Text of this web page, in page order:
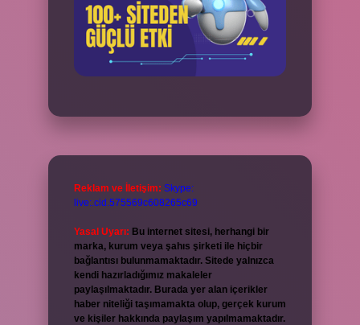
Reklam ve İletişim: Skype:
live:.cid.575569c608265c69
Yasal Uyarı: Bu internet sitesi, herhangi bir
marka, kurum veya şahıs şirketi ile hiçbir
bağlantısı bulunmamaktadır. Sitede yalnızca
kendi hazırladığımız makaleler
paylaşılmaktadır. Burada yer alan içerikler
haber niteliği taşımamakta olup, gerçek kurum
ve kişiler hakkında paylaşım yapılmamaktadır.